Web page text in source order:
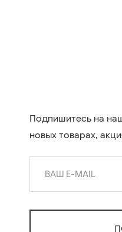
Подпишитесь на
новых товарах,